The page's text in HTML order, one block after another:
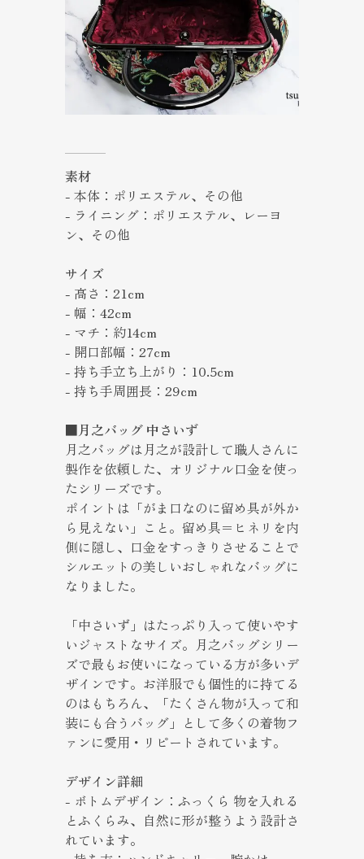
素材
- 本体：ポリエステル、その他
- ライニング：ポリエステル、レーヨ
ン、その他
サイズ
- 高さ：21cm
- 幅：42cm
- マチ：約14cm
- 開口部幅：27cm
- 持ち手立ち上がり：10.5cm
- 持ち手周囲長：29cm
■月之バッグ 中さいず
月之バッグは月之が設計して職人さんに
製作を依頼した、オリジナル口金を使っ
たシリーズです。
ポイントは「がま口なのに留め具が外か
ら見えない」こと。留め具＝ヒネリを内
側に隠し、口金をすっきりさせることで
シルエットの美しいおしゃれなバッグに
なりました。
「中さいず」はたっぷり入って使いやす
いジャストなサイズ。月之バッグシリー
ズで最もお使いになっている方が多いデ
ザインです。お洋服でも個性的に持てる
のはもちろん、「たくさん物が入って和
装にも合うバッグ」として多くの着物フ
ァンに愛用・リピートされています。
デザイン詳細
- ボトムデザイン：ふっくら 物を入れる
とふくらみ、自然に形が整うよう設計さ
れています。